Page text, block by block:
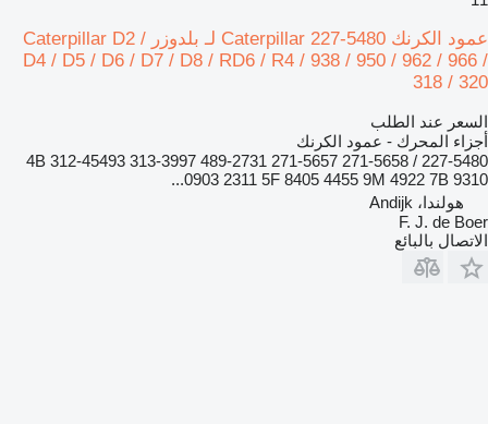
عمود الكرنك Caterpillar 227-5480 لـ بلدوزر Caterpillar D2 /
D4 / D5 / D6 / D7 / D8 / RD6 / R4 / 938 / 950 / 962 / 966 /
318 / 320
السعر عند الطلب
أجزاء المحرك - عمود الكرنك
227-5480 / 271-5658 271-5657 489-2731 313-3997 312-45493 4B
0903 2311 5F 8405 4455 9M 4922 7B 9310...
هولندا، Andijk
F. J. de Boer
الاتصال بالبائع